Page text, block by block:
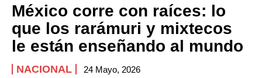
México corre con raíces: lo
que los rarámuri y mixtecos
le están enseñando al mundo
NACIONAL 24 Mayo, 2026